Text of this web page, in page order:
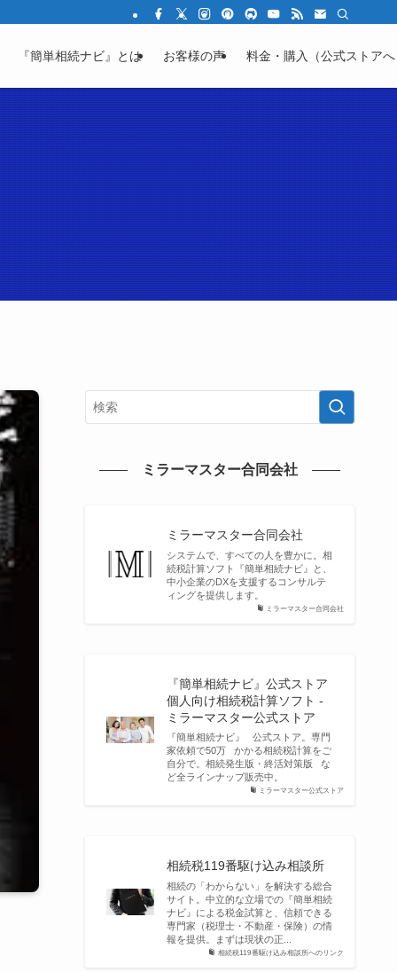
不安を「わかる」に変える教育サイト
『簡単相続ナビ』とは お客様の声 料金・購入（公式ストア
ミラーマスター合同会社
ミラーマスター合同会社
ミラーマスター合同会社
システムで、すべての人を豊かに。相
続税計算ソフト『簡単相続ナビ』と、
中小企業のDXを支援するコンサルテ
ィングを提供します。
ミラーマスター公式ストア
『簡単相続ナビ』公式ストア
個人向け相続税計算ソフト -
ミラーマスター公式ストア
『簡単相続ナビ』 公式ストア。専門
家依頼で50万 かかる相続税計算をご
自分で。相続発生版・終活対策版 な
ど全ラインナップ販売中。
相続税119番駆け込み相談所へのリンク
相続税119番駆け込み相談所
相続の「わからない」を解決する総合
サイト。中立的な立場での『簡単相続
ナビ』による税金試算と、信頼できる
専門家（税理士・不動産・保険）の情
報を提供。まずは現状の正...